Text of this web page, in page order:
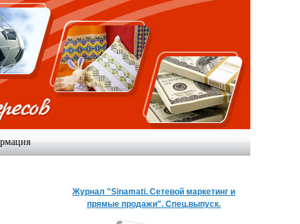
Журнал "Sinamati. Сетевой маркетинг и
прямые продажи". Спец.выпуск.